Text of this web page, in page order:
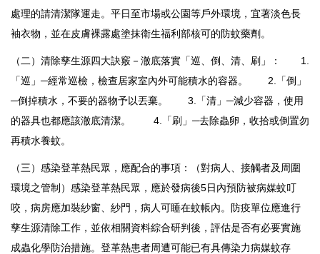
處理的請清潔隊運走。平日至市場或公園等戶外環境，宜著淡色長
袖衣物，並在皮膚裸露處塗抹衛生福利部核可的防蚊藥劑。
（二）清除孳生源四大訣竅－澈底落實「巡、倒、清、刷」： 1.
「巡」─經常巡檢，檢查居家室內外可能積水的容器。 2.「倒」
─倒掉積水，不要的器物予以丟棄。 3.「清」─減少容器，使用
的器具也都應該澈底清潔。 4.「刷」─去除蟲卵，收拾或倒置勿
再積水養蚊。
（三）感染登革熱民眾，應配合的事項：（對病人、接觸者及周圍
環境之管制）感染登革熱民眾，應於發病後5日內預防被病媒蚊叮
咬，病房應加裝紗窗、紗門，病人可睡在蚊帳內。防疫單位應進行
孳生源清除工作，並依相關資料綜合研判後，評估是否有必要實施
成蟲化學防治措施。登革熱患者周遭可能已有具傳染力病媒蚊存